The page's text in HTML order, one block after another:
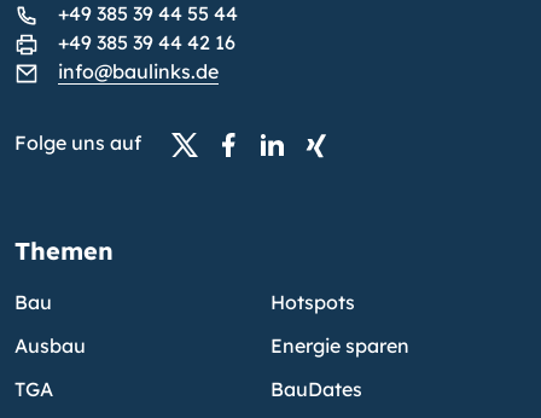
+49 385 39 44 55 44
+49 385 39 44 42 16
info@baulinks.de
Folge uns auf
Themen
Bau
Ausbau
TGA
Hotspots
Energie sparen
BauDates